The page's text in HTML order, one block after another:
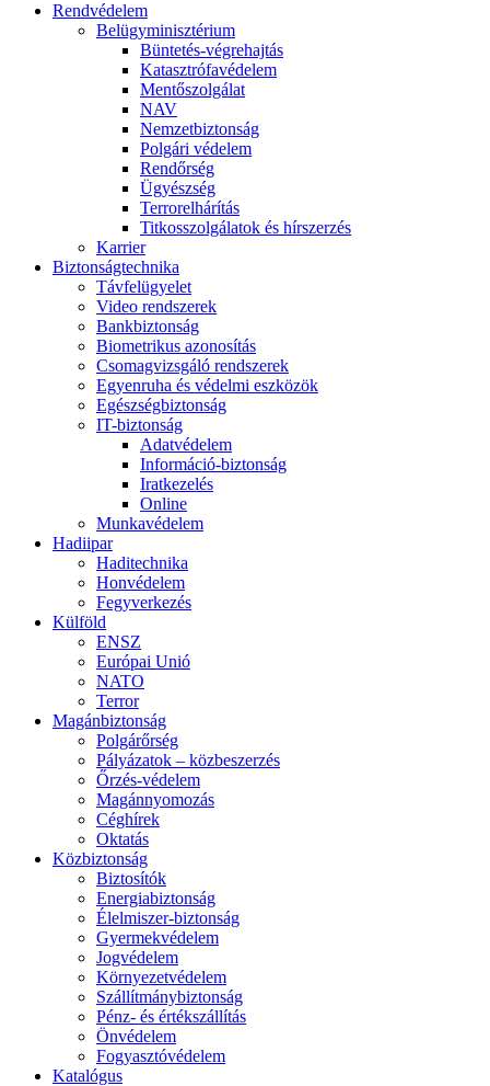
Rendvédelem
Belügyminisztérium
Büntetés-végrehajtás
Katasztrófavédelem
Mentőszolgálat
NAV
Nemzetbiztonság
Polgári védelem
Rendőrség
Ügyészség
Terrorelhárítás
Titkosszolgálatok és hírszerzés
Karrier
Biztonságtechnika
Távfelügyelet
Video rendszerek
Bankbiztonság
Biometrikus azonosítás
Csomagvizsgáló rendszerek
Egyenruha és védelmi eszközök
Egészségbiztonság
IT-biztonság
Adatvédelem
Információ-biztonság
Iratkezelés
Online
Munkavédelem
Hadiipar
Haditechnika
Honvédelem
Fegyverkezés
Külföld
ENSZ
Európai Unió
NATO
Terror
Magánbiztonság
Polgárőrség
Pályázatok – közbeszerzés
Őrzés-védelem
Magánnyomozás
Céghírek
Oktatás
Közbiztonság
Biztosítók
Energiabiztonság
Élelmiszer-biztonság
Gyermekvédelem
Jogvédelem
Környezetvédelem
Szállítmánybiztonság
Pénz- és értékszállítás
Önvédelem
Fogyasztóvédelem
Katalógus